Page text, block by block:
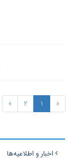
«
1
2
»
اخبار و اطلاعیه‌ها